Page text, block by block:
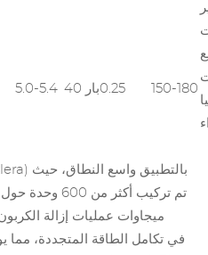
5.0-5.4 40 بار0.25 150-180
ميجاوات عمليات إزالة